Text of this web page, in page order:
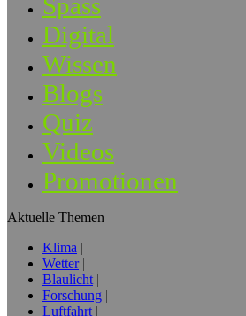
Digital
Wissen
Blogs
Quiz
Videos
Promotionen
Aktuelle Themen
Klima
Wetter
Blaulicht
Forschung
Luftfahrt